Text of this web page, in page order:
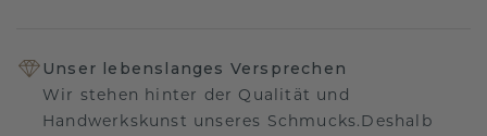
Unser lebenslanges Versprechen
Wir stehen hinter der Qualität und
Handwerkskunst unseres Schmucks.Deshalb